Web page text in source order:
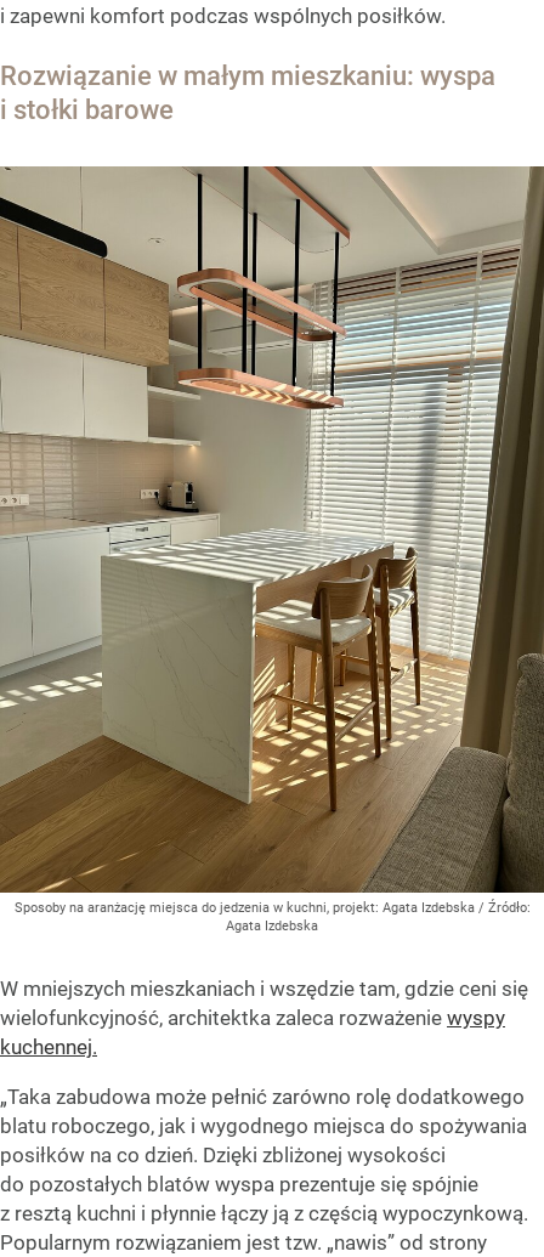
i zapewni komfort podczas wspólnych posiłków.
Rozwiązanie w małym mieszkaniu: wyspa
i stołki barowe
Sposoby na aranżację miejsca do jedzenia w kuchni, projekt: Agata Izdebska / Źródło:
Agata Izdebska
W mniejszych mieszkaniach i wszędzie tam, gdzie ceni się
wielofunkcyjność, architektka zaleca rozważenie wyspy
kuchennej.
„Taka zabudowa może pełnić zarówno rolę dodatkowego
blatu roboczego, jak i wygodnego miejsca do spożywania
posiłków na co dzień. Dzięki zbliżonej wysokości
do pozostałych blatów wyspa prezentuje się spójnie
z resztą kuchni i płynnie łączy ją z częścią wypoczynkową.
Popularnym rozwiązaniem jest tzw. „nawis” od strony